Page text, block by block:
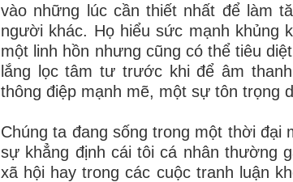
vào những lúc cần thiết nhất để làm
người khác. Họ hiểu sức mạnh khủng
một linh hồn nhưng cũng có thể tiêu
lắng lọc tâm tư trước khi để âm
thông điệp mạnh mẽ, một sự tôn trọng
Chúng ta đang sống trong một thời
sự khẳng định cái tôi cá nhân thường
xã hội hay trong các cuộc tranh luận